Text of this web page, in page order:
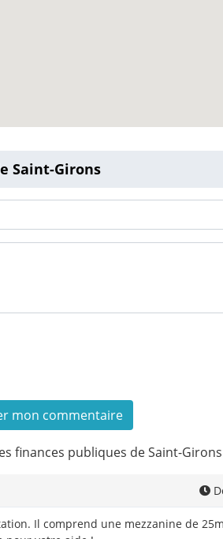
Saint-Girons
finances publiques de Saint-Girons
Il comprend une mezzanine de